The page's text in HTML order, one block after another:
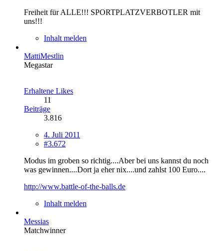
Freiheit für ALLE!!! SPORTPLATZVERBOTLER mit
uns!!!
Inhalt melden
MattiMestlin
Megastar
Erhaltene Likes
11
Beiträge
3.816
4. Juli 2011
#3.672
Modus im groben so richtig....Aber bei uns kannst du noch
was gewinnen....Dort ja eher nix....und zahlst 100 Euro....
http://www.battle-of-the-balls.de
Inhalt melden
Messias
Matchwinner